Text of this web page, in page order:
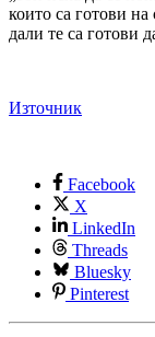
които са готови
дали те са готови
Източник
Facebook
X
LinkedIn
Threads
Bluesky
Pinterest